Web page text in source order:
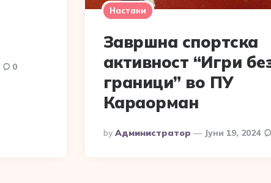
0
Настани
Завршна спортска
активност “Игри
граници” во ПУ
Караорман
Posted
By
By Администратор Јуни 19, 2024